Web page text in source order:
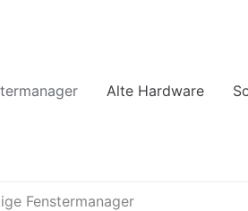
Alte Hardware
Fenstermanager